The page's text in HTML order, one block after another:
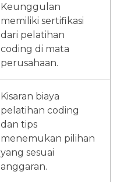
Keunggulan
memiliki sertifikasi
dari pelatihan
coding di mata
perusahaan.
Kisaran biaya
pelatihan coding
dan tips
menemukan pilihan
yang sesuai
anggaran.